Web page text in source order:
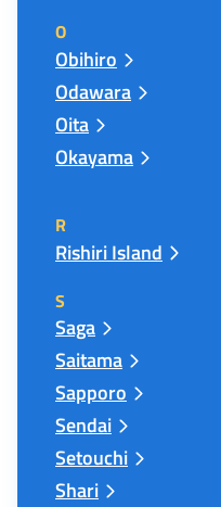
O
Obihiro
Odawara
Oita
Okayama
R
Rishiri Island
S
Saga
Saitama
Sapporo
Sendai
Setouchi
Shari